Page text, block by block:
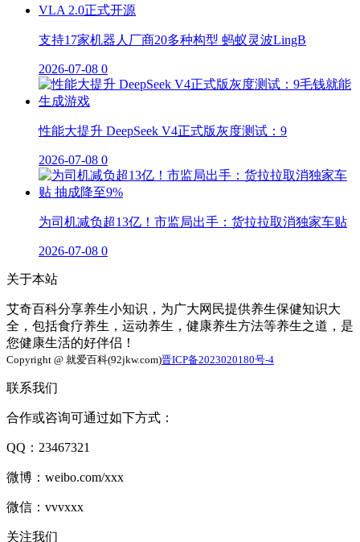
支持17家机器人厂商20多种构型 蚂蚁灵波LingB
2026-07-08 0
性能大提升 DeepSeek V4正式版灰度测试：9
2026-07-08 0
为司机减负超13亿！市监局出手：货拉拉取消独家车贴
2026-07-08 0
关于本站
艾奇百科分享养生小知识，为广大网民提供养生保健知识大
全，包括食疗养生，运动养生，健康养生方法等养生之道，是
您健康生活的好伴侣！
Copyright @ 就爱百科(92jkw.com)晋ICP备2023020180号-4
联系我们
合作或咨询可通过如下方式：
QQ：23467321
微博：weibo.com/xxx
微信：vvvxxx
关注我们